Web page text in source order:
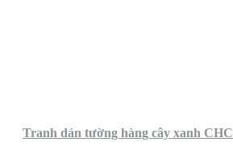
Tranh dán tường hàng cây xanh